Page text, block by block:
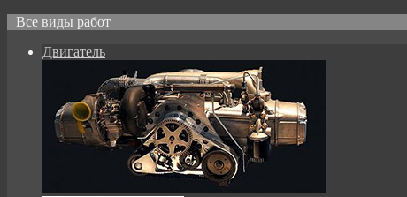
Все виды работ
Двигатель